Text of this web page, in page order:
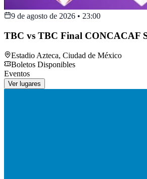
9 de agosto de 2026 • 23:00
TBC vs TBC Final CONCACAF
Estadio Azteca, Ciudad de México
Boletos Disponibles
Eventos
Ver lugares